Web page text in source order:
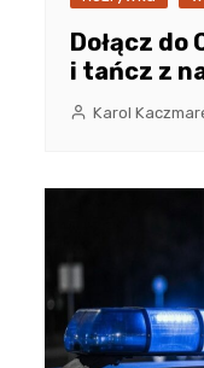
Dołącz
i tańcz z
Karol